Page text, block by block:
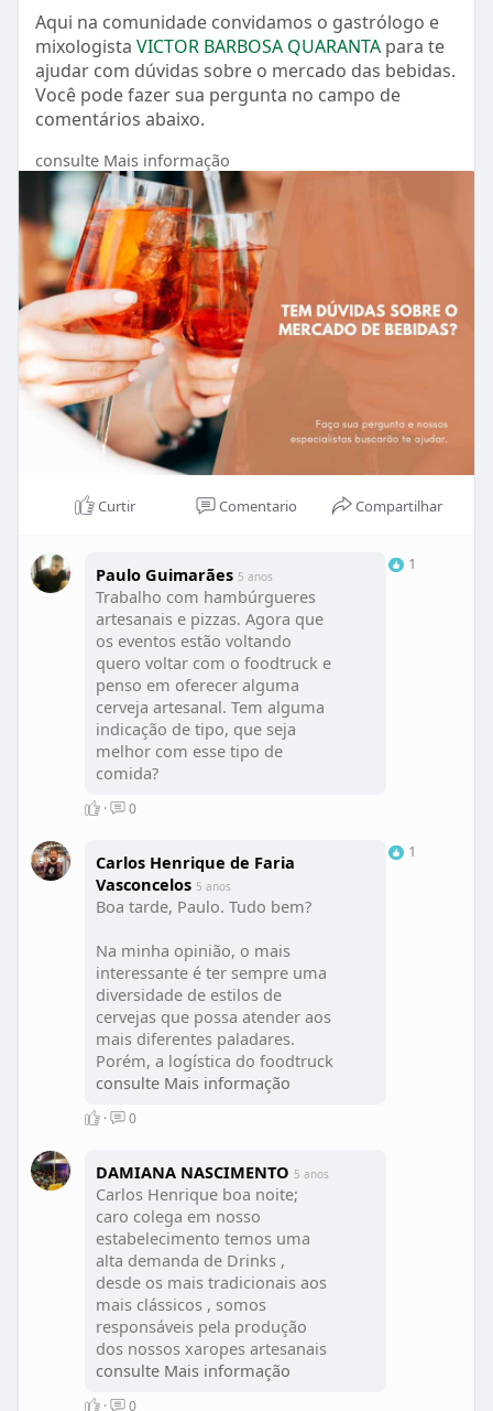
Aqui na comunidade convidamos o gastrólogo e
mixologista VICTOR BARBOSA QUARANTApara te
ajudar com dúvidas sobre o mercado das bebidas.
Você pode fazer sua pergunta no campo de
comentários abaixo.
#pergunteaoespecialista#bebidas
#mercadocachaça
consulte Mais informação
Curtir Comentario Compartilhar
Paulo Guimarães 5 anos
Trabalho com hambúrgueres
artesanais e pizzas. Agora que
os eventos estão voltando
quero voltar com o foodtruck e
penso em oferecer alguma
cerveja artesanal. Tem alguma
indicação de tipo, que seja
melhor com esse tipo de
comida?
1
· 0
Carlos Henrique de Faria
Vasconcelos 5 anos
Boa tarde, Paulo. Tudo bem?
Na minha opinião, o mais
interessante é ter sempre uma
diversidade de estilos de
cervejas que possa atender aos
mais diferentes paladares.
Porém, a logística do foodtruck
pode ser um limitador para
para gerenciamento de um
mais acanhado e mais difícil de
ter uma variedade grande de
produtos para oferecer.
Sendo assim, é interessante
tomar como ponto de partida
o gosto da maioria que, no
caso dos brasileiros, é a nossa
tradicional Pilsen. Acredito que
ela não poderá faltar, uma vez
consulte Mais informação
1
· 0
DAMIANA NASCIMENTO 5 anos
Carlos Henrique boa noite;
caro colega em nosso
estabelecimento temos uma
alta demanda de Drinks ,
desde os mais tradicionais aos
mais clássicos , somos
responsáveis pela produção
dos nossos xaropes artesanais
que são responsáveis pelo
consulte Mais informação
· 0